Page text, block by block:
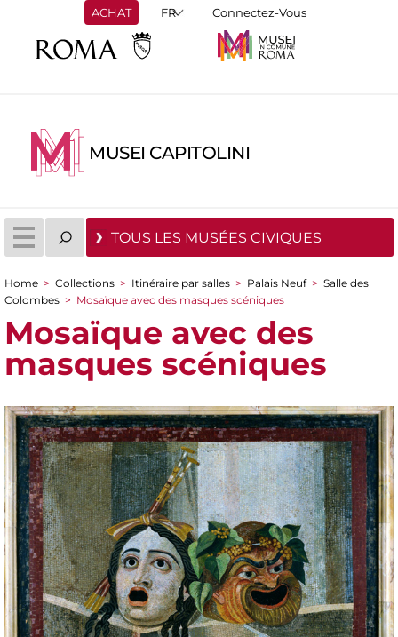
ACHAT Connectez-Vous
MUSEI CAPITOLINI
TOUS LES MUSÉES CIVIQUES
You are here
Home > Collections > Itinéraire par salles > Palais Neuf > Salle des
Colombes > Mosaïque avec des masques scéniques
Mosaïque avec des
masques scéniques